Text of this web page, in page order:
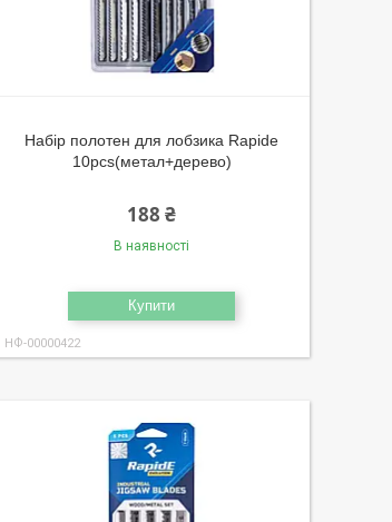
Набір полотен для лобзика Rapide
10pcs(метал+дерево)
188 ₴
В наявності
Купити
НФ-00000422